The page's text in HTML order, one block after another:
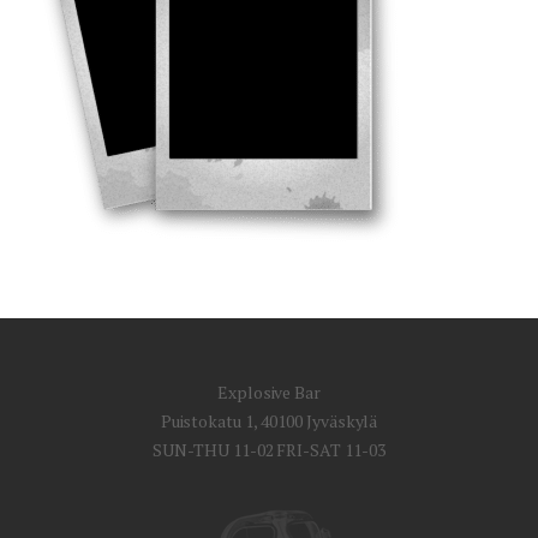
Explosive Bar
Puistokatu 1, 40100 Jyväskylä
SUN-THU 11-02 FRI-SAT 11-03